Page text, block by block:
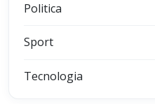
Politica
Sport
Tecnologia